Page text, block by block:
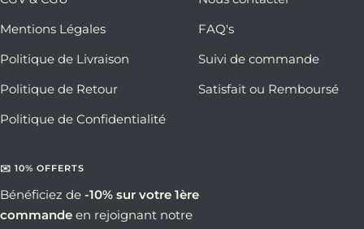
Mentions Légales
Politique de Livraison
Politique de Retour
Politique de Confidentialité
FAQ's
Suivi de commande
Satisfait ou Remboursé
✉️ 10% OFFERTS
Bénéficiez de -10% sur votre 1ère
commande en rejoignant notre